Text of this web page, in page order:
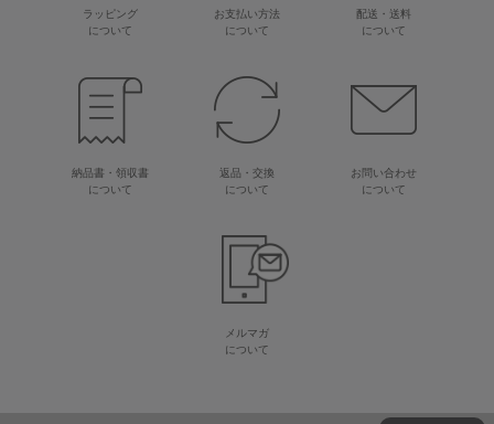
ラッピング
について
お支払い方法
について
配送・送料
について
納品書・領収書
について
返品・交換
について
お問い合わせ
について
メルマガ
について